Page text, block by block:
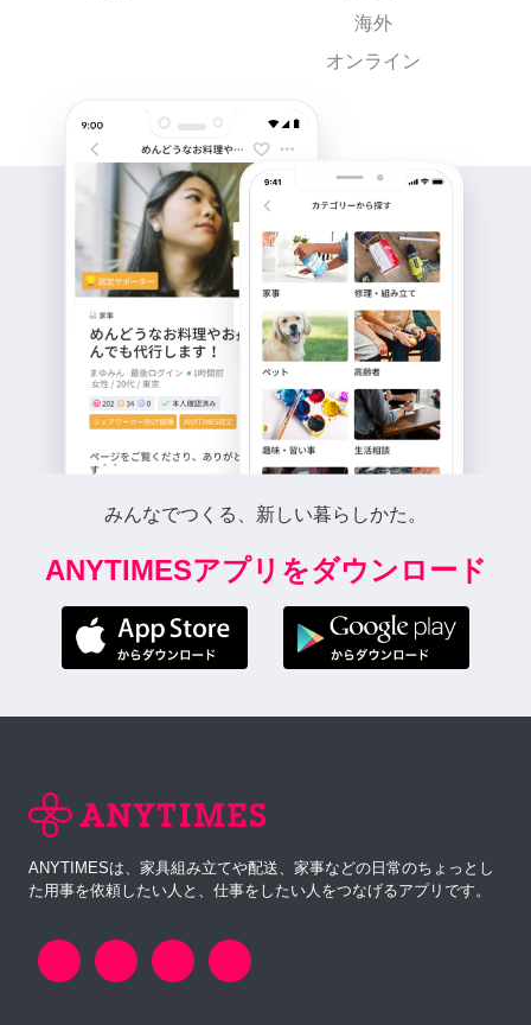
海外
オンライン
みんなでつくる、新しい暮らしかた。
ANYTIMESアプリをダウンロード
ANYTIMESは、家具組み立てや配送、家事などの日常のちょっとし
た用事を依頼したい人と、仕事をしたい人をつなげるアプリです。